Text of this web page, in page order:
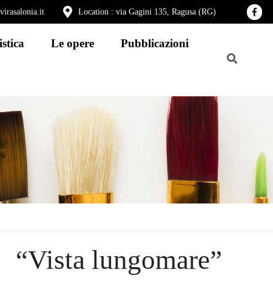
Location : via Gagini 135, Ragusa (RG)
Le opere Pubblicazioni
“Vista lungomare”